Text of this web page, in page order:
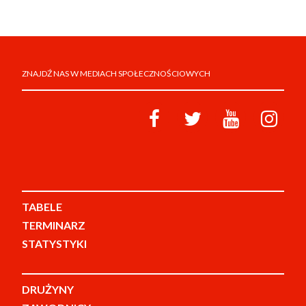
ZNAJDŹ NAS W MEDIACH SPOŁECZNOŚCIOWYCH
TABELE
TERMINARZ
STATYSTYKI
DRUŻYNY